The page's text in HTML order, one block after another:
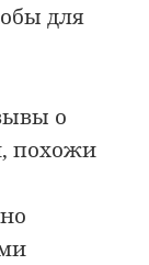
для
о
похожи